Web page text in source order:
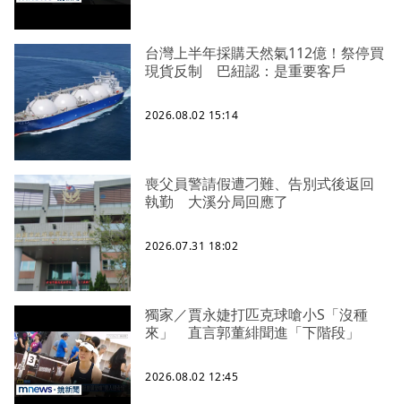
台灣上半年採購天然氣112億！祭停買
現貨反制 巴紐認：是重要客戶
2026.08.02 15:14
喪父員警請假遭刁難、告別式後返回
執勤 大溪分局回應了
2026.07.31 18:02
獨家／賈永婕打匹克球嗆小S「沒種
來」 直言郭董緋聞進「下階段」
2026.08.02 12:45